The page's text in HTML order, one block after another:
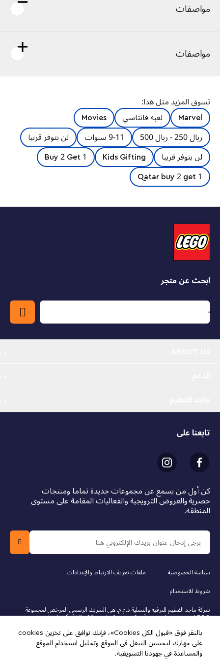
بالنقر فوق «قبول الكل Cookies»، فإنك توافق على تخزين cookies
على جهازك لتحسين التنقل في الموقع وتحليل استخدام الموقع
والمساعدة في جهودنا التسويقية.
مواصفات
مواصفات
تسوق المزيد مثل هذا:
Marvel
لعبة فانتاسي
Movies
ريال 250 - ريال 500
9-11 سنوات
لن يتوفر قريبا
لن يتوفر قريبا
Kids Gifting
Buy 2 Get 1
Qatar buy 2 get 1
ابحث عن متجر
كن أول من يسمع عن مجموعات جديدة تماما ومنتجات
حصرية والعروض الترويجية والفعاليات المقامة على مستوى
المنطقة.
تابعنا على
سياسة الخصوصية
ملفات تعريف الارتباط والإعدادات
شروط الاستخدام
شركة ماجد الفطيم للترفيه والتسلية ذ.م.م. هي الشريك الرسمي المرخص لمجموعة
LEGO في دولة قطر. يجب أن يكون عمر المشتري 18 عامًا أو أكثر لإجراء عملية
فريندز، وشعار الشخصيات المصغرة، ودريمز، ونينجاجو، وفيدييو، ومايندستورمز هي
علامات تجارية لمجموعة LEGO. © 2025 مجموعة LEGO. جميع الحقوق محفوظة.
استخدام هذا الموقع يعني موافقتك على شروط الاستخدام.